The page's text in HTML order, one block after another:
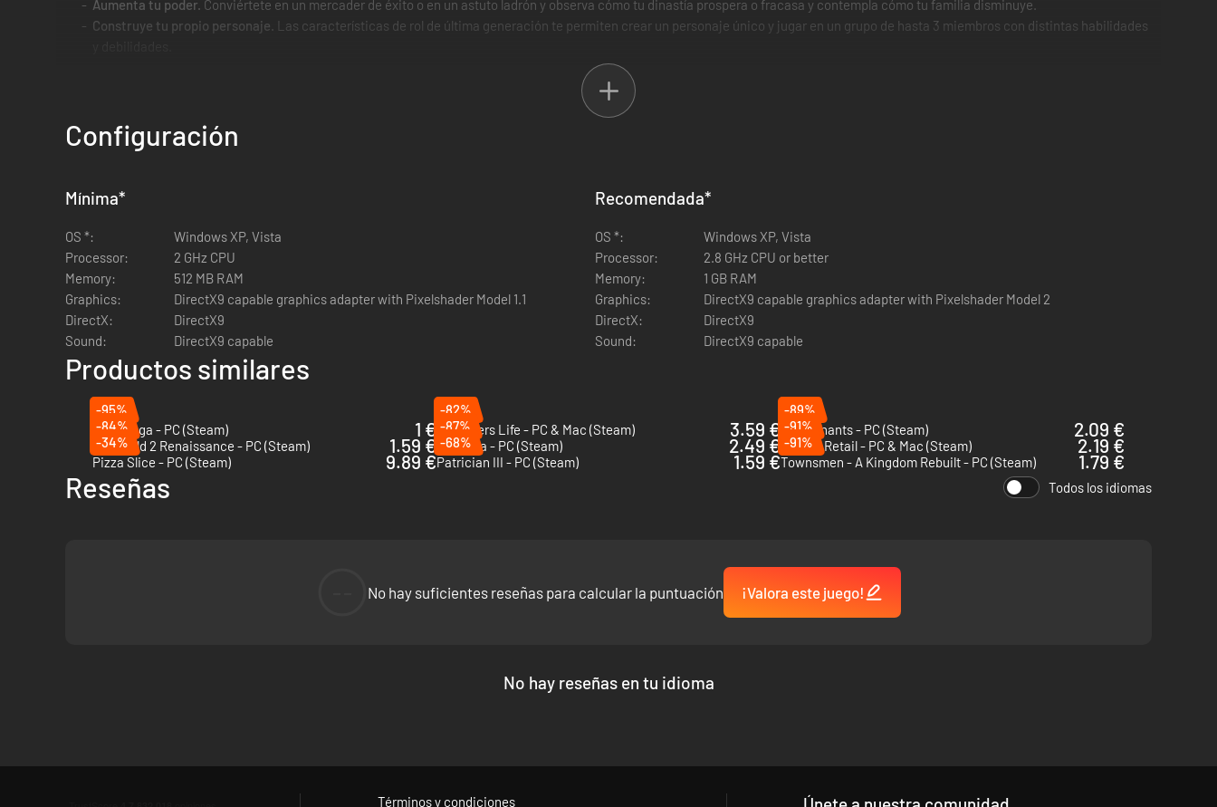
Aumenta tu poder. Conviértete en un mercader de éxito o en un astuto ladrón y observa cómo tu dinastía prospera o fracasa y contempla cómo tu familia disminuye.
Construye tu propio personaje.
Las características de rol de última generación te permiten crear un personaje único y jugar en un grupo de hasta 3 miembros con distintas habilidades
Configuración
Mínima*
OS *:
Windows XP, Vista
Processor:
2 GHz CPU
Memory:
512 MB RAM
Graphics:
DirectX9 capable graphics adapter with Pixelshader Model 1.1
DirectX:
DirectX9
Sound:
DirectX9 capable
Recomendada*
OS *:
Windows XP, Vista
Processor:
2.8 GHz CPU or better
Memory:
1 GB RAM
Graphics:
DirectX9 capable graphics adapter with Pixelshader Model 2
DirectX:
DirectX9
Sound:
DirectX9 capable
Productos similares
-95%
Anvil Saga - PC (Steam)
1 €
-82%
Youtubers Life - PC & Mac (Steam)
3.59 €
-89%
The Tenants - PC (Steam)
2.09 €
-84%
The Guild 2 Renaissance - PC (Steam)
1.59 €
-87%
Spirittea - PC (Steam)
2.49 €
-91%
King of Retail - PC & Mac (Steam)
2.19 €
-34%
Pizza Slice - PC (Steam)
9.89 €
-68%
Patrician III - PC (Steam)
1.59 €
-91%
Townsmen - A Kingdom Rebuilt - PC (Steam)
1.79 €
Reseñas Todos los idiomas
No hay suficientes reseñas para calcular la puntuación ¡Valora este juego!
No hay reseñas en tu idioma
Términos y condiciones